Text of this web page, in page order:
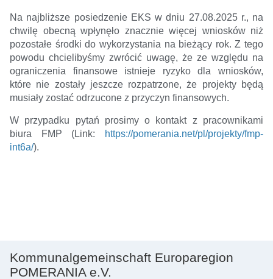
Na najbliższe posiedzenie EKS w dniu 27.08.2025 r., na
chwilę obecną wpłynęło znacznie więcej wniosków niż
pozostałe środki do wykorzystania na bieżący rok. Z tego
powodu chcielibyśmy zwrócić uwagę, że ze względu na
ograniczenia finansowe istnieje ryzyko dla wniosków,
które nie zostały jeszcze rozpatrzone, że projekty będą
musiały zostać odrzucone z przyczyn finansowych.
W przypadku pytań prosimy o kontakt z pracownikami
biura FMP (Link:
https://pomerania.net/pl/projekty/fmp-
int6a/).
Kommunalgemeinschaft Europaregion
POMERANIA e.V.